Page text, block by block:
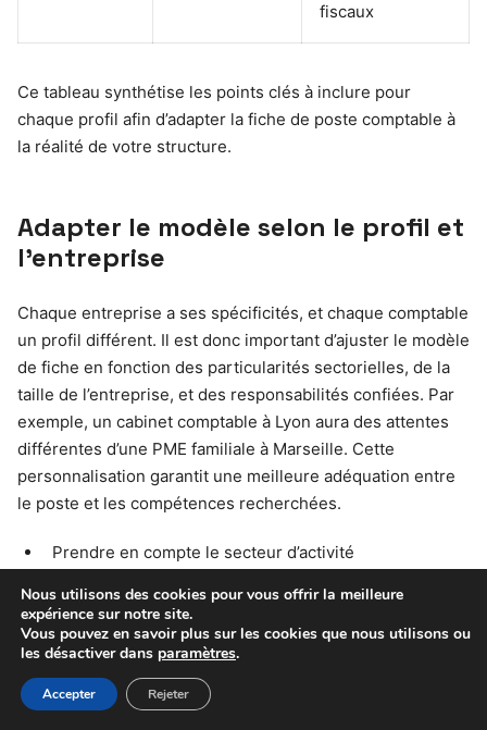
fiscaux
Ce tableau synthétise les points clés à inclure pour
chaque profil afin d’adapter la fiche de poste comptable à
la réalité de votre structure.
Adapter le modèle selon le profil et
l’entreprise
Chaque entreprise a ses spécificités, et chaque comptable
un profil différent. Il est donc important d’ajuster le modèle
de fiche en fonction des particularités sectorielles, de la
taille de l’entreprise, et des responsabilités confiées. Par
exemple, un cabinet comptable à Lyon aura des attentes
différentes d’une PME familiale à Marseille. Cette
personnalisation garantit une meilleure adéquation entre
le poste et les compétences recherchées.
Prendre en compte le secteur d’activité
Adapter selon la taille et la structure de l’entreprise
Tenir compte des responsabilités spécifiques du
poste
Nous utilisons des cookies pour vous offrir la meilleure
expérience sur notre site.
Vous pouvez en savoir plus sur les cookies que nous utilisons ou
les désactiver dans paramètres.
Accepter Rejeter